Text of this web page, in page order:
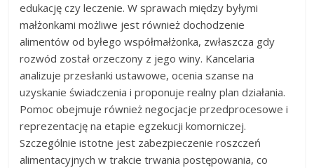
edukację czy leczenie. W sprawach między byłymi
małżonkami możliwe jest również dochodzenie
alimentów od byłego współmałżonka, zwłaszcza gdy
rozwód został orzeczony z jego winy. Kancelaria
analizuje przesłanki ustawowe, ocenia szanse na
uzyskanie świadczenia i proponuje realny plan działania.
Pomoc obejmuje również negocjacje przedprocesowe i
reprezentację na etapie egzekucji komorniczej.
Szczególnie istotne jest zabezpieczenie roszczeń
alimentacyjnych w trakcie trwania postępowania, co